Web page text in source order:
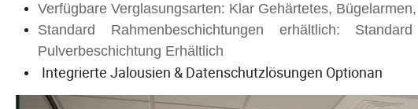
Verfügbare Verglasungsarten: Klar Gehärtetes,
Standard Rahmenbeschichtungen erhältlich:
Pulverbeschichtung Erhältlich
Integrierte Jalousien & Datenschutzlösungen Optionan